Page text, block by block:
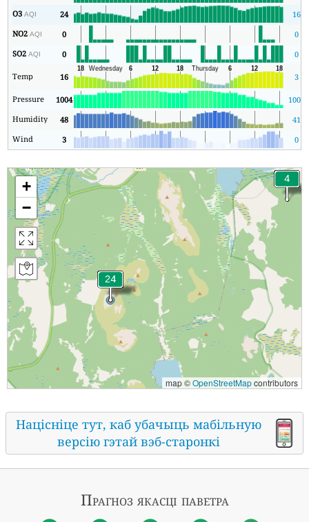
O3AQI 24
16
NO2AQI 0
0
SO2AQI 0 0
Temp 16 3
Pressure 1004 1004
Humidity
48
41
Wind
3 0
+
−
map ©OpenStreetMapcontributors
Націсніце тут, каб убачыць мабільную
версію гэтай вэб-старонкі
Прагноз якасці паветра